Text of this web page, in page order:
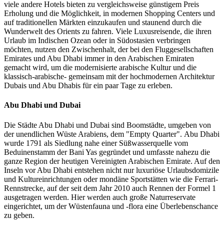
viele andere Hotels bieten zu vergleichsweise günstigem Preis
Erholung und die Möglichkeit, in modernen Shopping Centers und
auf traditionellen Märkten einzukaufen und staunend durch die
Wunderwelt des Orients zu fahren. Viele Luxusreisende, die ihren
Urlaub im Indischen Ozean oder in Südostasien verbringen
möchten, nutzen den Zwischenhalt, der bei den Fluggesellschaften
Emirates und Abu Dhabi immer in den Arabischen Emiraten
gemacht wird, um die modernisierte arabische Kultur und die
klassisch-arabische- gemeinsam mit der hochmodernen Architektur
Dubais und Abu Dhabis für ein paar Tage zu erleben.
Abu Dhabi und Dubai
Die Städte Abu Dhabi und Dubai sind Boomstädte, umgeben von
der unendlichen Wüste Arabiens, dem "Empty Quarter". Abu Dhabi
wurde 1791 als Siedlung nahe einer Süßwasserquelle vom
Beduinenstamm der Bani Yas gegründet und umfasste nahezu die
ganze Region der heutigen Vereinigten Arabischen Emirate. Auf den
Inseln vor Abu Dhabi entstehen nicht nur luxuriöse Urlaubsdomizile
und Kultureinrichtungen oder mondäne Sportstätten wie die Ferrari-
Rennstrecke, auf der seit dem Jahr 2010 auch Rennen der Formel 1
ausgetragen werden. Hier werden auch große Naturreservate
eingerichtet, um der Wüstenfauna und -flora eine Überlebenschance
zu geben.